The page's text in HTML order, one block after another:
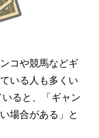
コや競馬などギ
いる人も多くい
ると、「ギャン
場合がある」と